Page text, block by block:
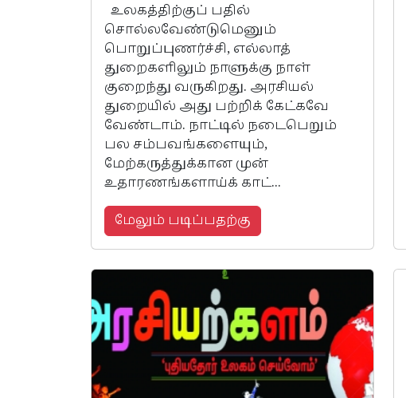
உலகத்திற்குப் பதில்
சொல்லவேண்டுமெனும்
பொறுப்புணர்ச்சி, எல்லாத்
துறைகளிலும் நாளுக்கு நாள்
குறைந்து வருகிறது. அரசியல்
துறையில் அது பற்றிக் கேட்கவே
வேண்டாம். நாட்டில் நடைபெறும்
பல சம்பவங்களையும்,
மேற்கருத்துக்கான முன்
உதாரணங்களாய்க் காட்...
மேலும் படிப்பதற்கு